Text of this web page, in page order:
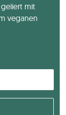
mit
veganen